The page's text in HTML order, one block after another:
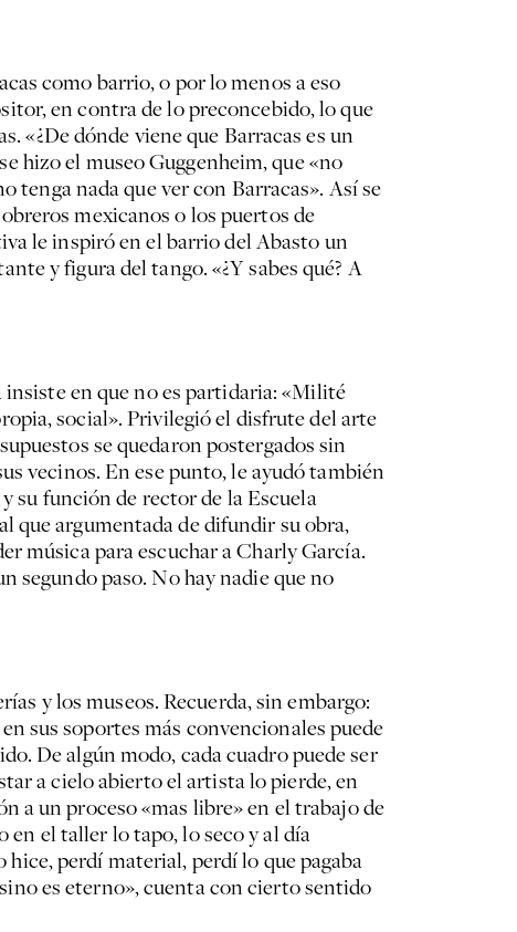
como barrio, o por lo menos a eso
en contra de lo preconcebido, lo que
«¿De dónde viene que Barracas es un
hizo el museo Guggenheim, que «no
tenga nada que ver con Barracas». Así se
mexicanos o los puertos de
le inspiró en el barrio del Abasto un
y figura del tango. «¿Y sabes qué? A
en que no es partidaria: «Milité
social». Privilegió el disfrute del arte
se quedaron postergados sin
vecinos. En ese punto, le ayudó también
su función de rector de la Escuela
que argumentada de difundir su obra,
música para escuchar a Charly García.
segundo paso. No hay nadie que no
y los museos. Recuerda, sin embargo:
sus soportes más convencionales puede
De algún modo, cada cuadro puede ser
a cielo abierto el artista lo pierde, en
a un proceso «mas libre» en el trabajo de
el taller lo tapo, lo seco y al día
perdí material, perdí lo que pagaba
es eterno», cuenta con cierto sentido